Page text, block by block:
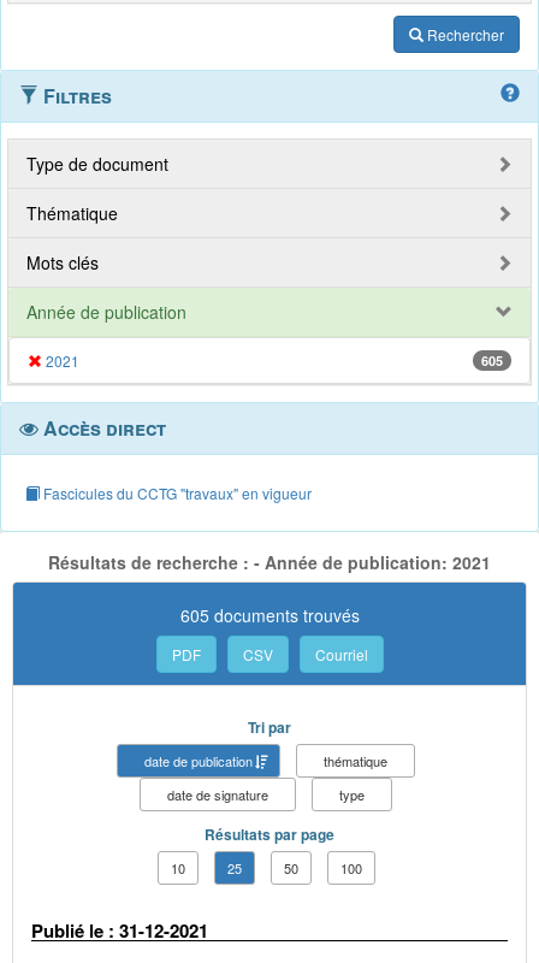
Rechercher
Filtres
Type de document
Thématique
Mots clés
Année de publication
2021 605
Accès direct
Fascicules du CCTG "travaux" en vigueur
Résultats de recherche : - Année de publication: 2021
605 documents trouvés
PDF CSV Courriel
Tri par
date de publication
thématique
date de signature
type
Résultats par page
10 25 50 100
Publié le : 31-12-2021